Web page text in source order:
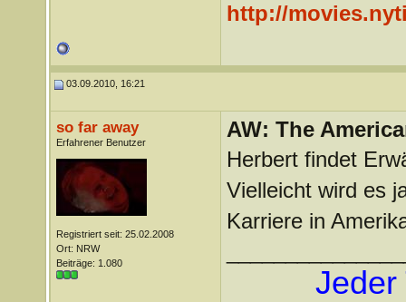
http://
03.09.2010, 16:21
so far away
Erfahrener Benutzer
Registriert seit: 25.02.2008
Ort: NRW
Beiträge: 1.080
AW: The
Herbert findet
Vielleicht wird es
Karriere in
Jeder